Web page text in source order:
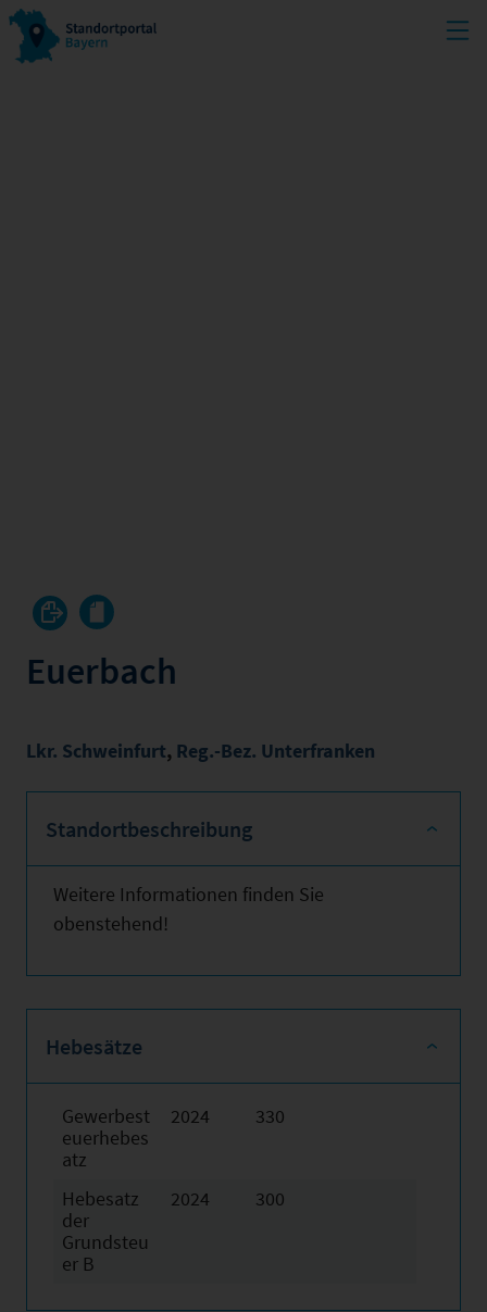
Euerbach
Lkr. Schweinfurt, Reg.-Bez. Unterfranken
Standortbeschreibung
Weitere Informationen finden Sie
obenstehend!
Hebesätze
Gewerbest
euerhebes
atz
2024 330
Hebesatz
der
Grundsteu
er B
2024 300